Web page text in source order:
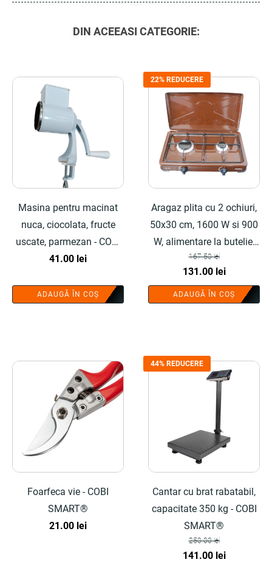
DIN ACEEASI CATEGORIE:
Masina pentru macinat
nuca, ciocolata, fructe
uscate, parmezan - COBI
SMART®
41.00 lei
ADAUGĂ ÎN COȘ
22% REDUCERE
Aragaz plita cu 2 ochiuri,
50x30 cm, 1600 W si 900
W, alimentare la butelie,
maro - COBI SMART®
167.50lei
Prețul
inițial
a
131.00 leiPrețul
curent
este:
ADAUGĂ ÎN COȘ
Foarfeca vie - COBI
SMART®
21.00 lei
44% REDUCERE
Cantar cu brat rabatabil,
capacitate 350 kg - COBI
SMART®
250.00lei
Prețul
141.00 leiPrețul